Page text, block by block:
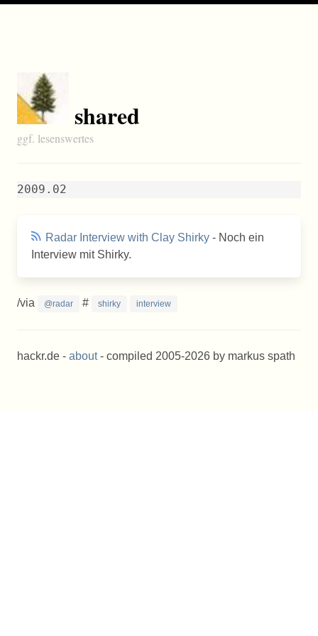
shared
ggf. lesenswertes
2009.02
Radar Interview with Clay Shirky - Noch ein
Interview mit Shirky.
/via @radar # shirky interview
hackr.de - about- compiled 2005-2026 by markus spath